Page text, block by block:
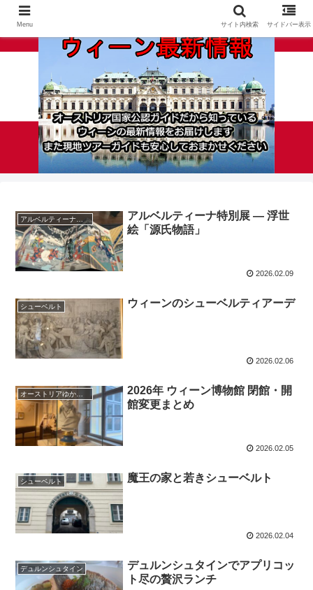
アルベルティーナ特別展 ― 浮世
絵「源氏物語」
2026.02.09
シューベルト ウィーンのシューベルティアーデ
2026.02.06
2026年 ウィーン博物館 閉館・開
館変更まとめ
2026.02.05
シューベルト 魔王の家と若きシューベルト
2026.02.04
デュルンシュタイン
デュルンシュタインでアプリコッ
ト尽の贅沢ランチ
Menu サイト内検索 サイドバー表示